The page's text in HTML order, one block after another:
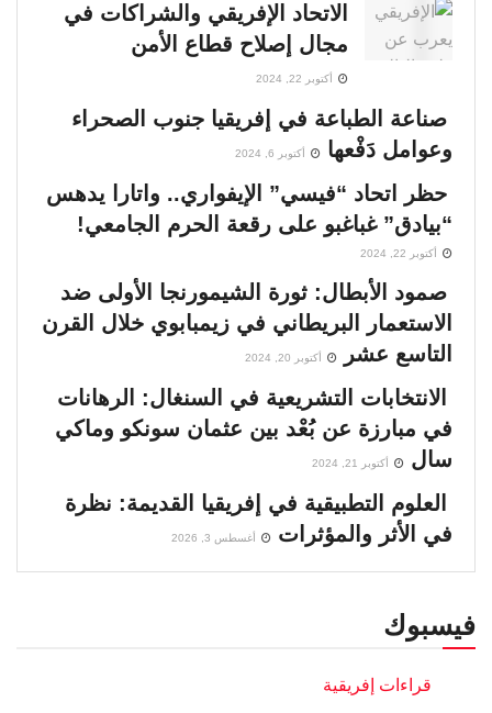
الاتحاد الإفريقي والشراكات في
مجال إصلاح قطاع الأمن
أكتوبر 22, 2024
صناعة الطباعة في إفريقيا جنوب الصحراء
وعوامل دَفْعها
أكتوبر 6, 2024
حظر اتحاد “فيسي” الإيفواري.. واتارا يدهس
“بيادق” غباغبو على رقعة الحرم الجامعي!
أكتوبر 22, 2024
صمود الأبطال: ثورة الشيمورنجا الأولى ضد
الاستعمار البريطاني في زيمبابوي خلال القرن
التاسع عشر
أكتوبر 20, 2024
الانتخابات التشريعية في السنغال: الرهانات
في مبارزة عن بُعْد بين عثمان سونكو وماكي
سال
أكتوبر 21, 2024
العلوم التطبيقية في إفريقيا القديمة: نظرة
في الأثر والمؤثرات
أغسطس 3, 2026
فيسبوك